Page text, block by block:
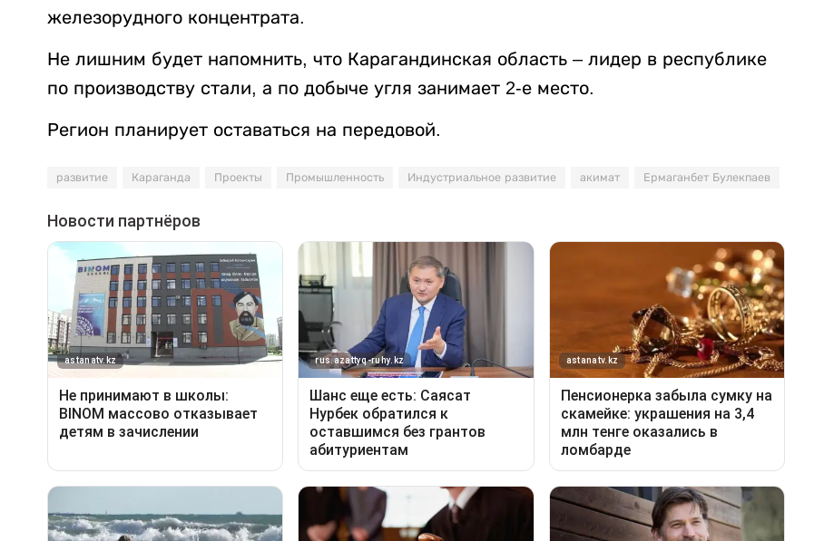
железорудного концентрата.
Не лишним будет напомнить, что Карагандинская область – лидер в республике
по производству стали, а по добыче угля занимает 2-е место.
Регион планирует оставаться на передовой.
развитие Караганда Проекты Промышленность Индустриальное развитие акимат Ермаганбет Булекпаев